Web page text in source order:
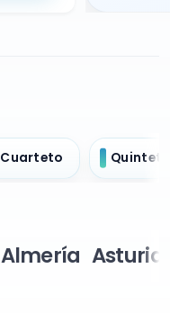
Cuarteto Quinteto
Almería